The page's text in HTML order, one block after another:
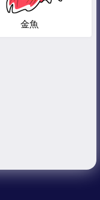
金魚